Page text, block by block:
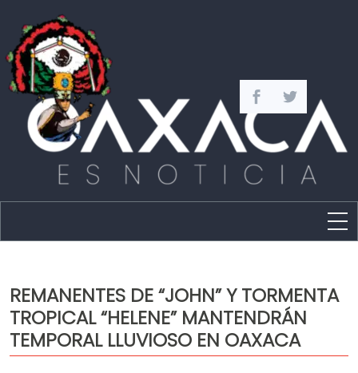
Capital
Policíaca
Cultura
REMANENTES DE “JOHN” Y TORMENTA
TROPICAL “HELENE” MANTENDRÁN
TEMPORAL LLUVIOSO EN OAXACA